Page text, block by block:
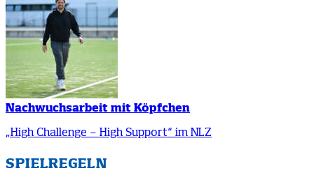
Nachwuchsarbeit mit Köpfchen
„High Challenge – High Support“ im NLZ
SPIELREGELN